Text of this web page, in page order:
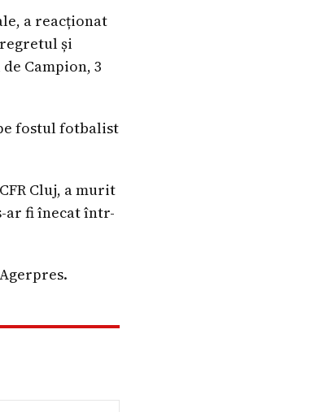
a reacționat
și
Campion, 3
fostul fotbalist
Cluj, a murit
ar fi înecat într-